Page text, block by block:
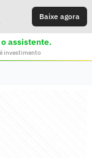
Baixe agora
o assistente.
investimento